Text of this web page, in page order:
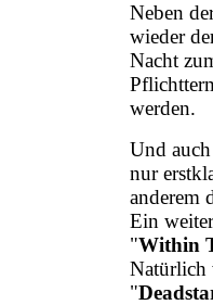
Neben
wieder
Nacht
werden.
Und
nur
anderem
Ein
"Within
Natürlich
"